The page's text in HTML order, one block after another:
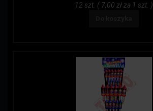
12 szt. ( 7,00 zł za 1 szt. )